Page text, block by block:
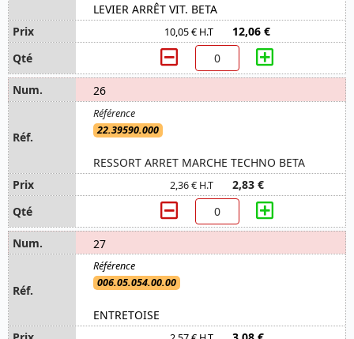
LEVIER ARRÊT VIT. BETA
10,05 € H.T 12,06 €
26
22.39590.000
RESSORT ARRET MARCHE TECHNO BETA
2,36 € H.T 2,83 €
27
006.05.054.00.00
ENTRETOISE